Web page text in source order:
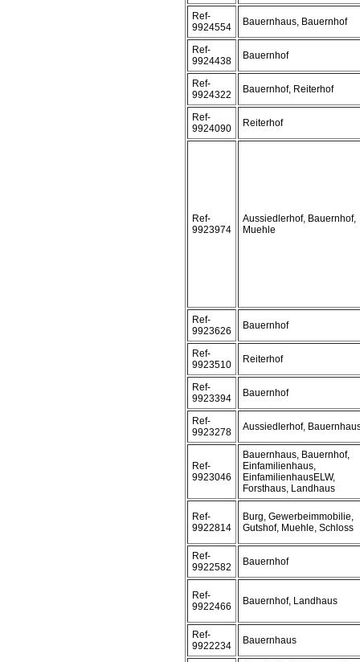
Ref-
9924554
Bauernhaus, Bauernhof
Ref-
9924438
Bauernhof
Ref-
9924322
Bauernhof, Reiterhof
Ref-
9924090
Reiterhof
Ref-
9923974
Aussiedlerhof, Bauernhof,
Muehle
Ref-
9923626
Bauernhof
Ref-
9923510
Reiterhof
Ref-
9923394
Bauernhof
Ref-
9923278
Aussiedlerhof,
Ref-
9923046
Bauernhaus, Bauernhof,
Einfamilienhaus,
EinfamilienhausELW,
Forsthaus, Landhaus
Ref-
9922814
Burg, Gewerbeimmobilie,
Gutshof, Muehle, Schloss
Ref-
9922582
Bauernhof
Ref-
9922466
Bauernhof, Landhaus
Ref-
9922234
Bauernhaus